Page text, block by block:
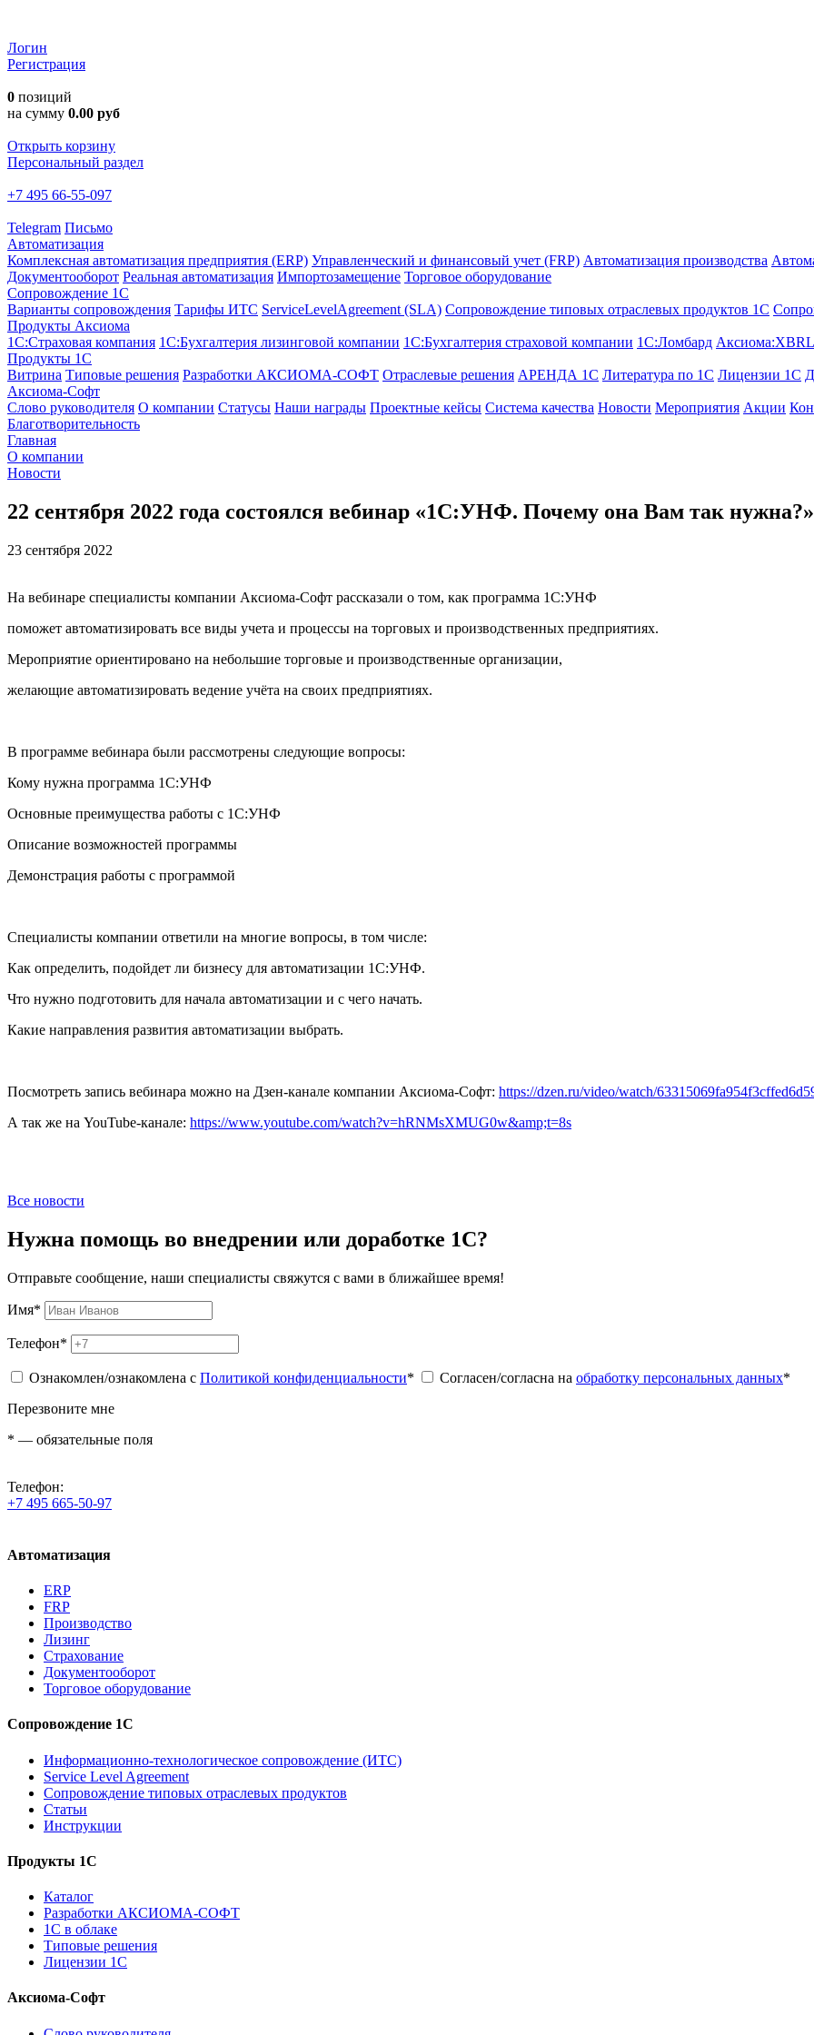
Логин
Регистрация
0 позиций
на сумму 0.00 руб
Открыть корзину
Персональный раздел
+7 495 66-55-097
Telegram Письмо
Автоматизация
Комплексная автоматизация предприятия (ERP) Управленческий и финансовый учет (FRP) Автоматизация производства
Документооборот Реальная автоматизация Импортозамещение Торговое оборудование
Сопровождение 1С
Варианты сопровождения Тарифы ИТС ServiceLevelAgreement (SLA) Сопровождение типовых отраслевых продуктов 1С
Продукты Аксиома
1С:Страховая компания 1С:Бухгалтерия лизинговой компании 1С:Бухгалтерия страховой компании 1С:Ломбард Аксиома:XBRL
Продукты 1С
Витрина Типовые решения Разработки АКСИОМА-СОФТ Отраслевые решения АРЕНДА 1С Литература по 1С Лицензии 1C
Аксиома-Софт
Слово руководителя О компании Статусы Наши награды Проектные кейсы Система качества Новости Мероприятия Акции
Благотворительность
Главная
О компании
Новости
22 сентября 2022 года состоялся вебинар «1С:УНФ. Почему она Вам так нужна?»
23 сентября 2022
На вебинаре специалисты компании Аксиома-Софт рассказали о том, как программа 1С:УНФ
поможет автоматизировать все виды учета и процессы на торговых и производственных предприятиях.
Мероприятие ориентировано на небольшие торговые и производственные организации,
желающие автоматизировать ведение учёта на своих предприятиях.
В программе вебинара были рассмотрены следующие вопросы:
Кому нужна программа 1С:УНФ
Основные преимущества работы с 1C:УНФ
Описание возможностей программы
Демонстрация работы с программой
Специалисты компании ответили на многие вопросы, в том числе:
Как определить, подойдет ли бизнесу для автоматизации 1С:УНФ.
Что нужно подготовить для начала автоматизации и с чего начать.
Какие направления развития автоматизации выбрать.
Посмотреть запись вебинара можно на Дзен-канале компании Аксиома-Софт: https://dzen.ru/video/watch/
А так же на YouTube-канале: https://www.youtube.com/watch?v=hRNMsXMUG0w&amp;t=8s
Все новости
Нужна помощь во внедрении или доработке 1С?
Отправьте сообщение, наши специалисты свяжутся с вами в ближайшее время!
Имя*
Телефон*
Ознакомлен/ознакомлена с Политикой конфиденциальности* Согласен/согласна на обработку персональных данных*
Перезвоните мне
* — обязательные поля
Телефон:
+7 495 665-50-97
Автоматизация
ERP
FRP
Производство
Лизинг
Страхование
Документооборот
Торговое оборудование
Сопровождение 1С
Информационно-технологическое сопровождение (ИТС)
Service Level Agreement
Сопровождение типовых отраслевых продуктов
Статьи
Инструкции
Продукты 1С
Каталог
Разработки АКСИОМА-СОФТ
1С в облаке
Типовые решения
Лицензии 1С
Аксиома-Софт